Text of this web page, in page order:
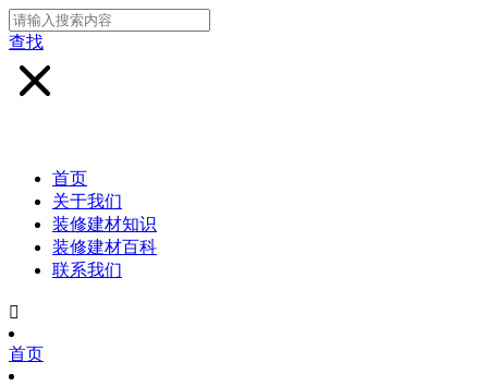
查找
首页
关于我们
装修建材知识
装修建材百科
联系我们

首页